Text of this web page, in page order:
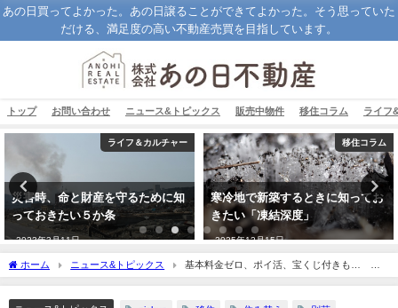
あの日買ってよかった。あの日譲ることができてよかった。そう思っていた
だける、満足度の高い不動産売買を目指しています。
トップ お問い合わせ ニュース&トピックス 販売中物件 移住コラム ライフ
ライフ＆カルチャー
災害時、命と財産を守るために知
っておきたい５か条
2023年3月11日
移住コラム
寒冷地で新築するときに知ってお
きたい「凍結深度」
2025年12月15日
ホーム ニュース&トピックス
基本料金ゼロ、ポイ活、宝くじ付きも… お
得な新電力会社はココだ！